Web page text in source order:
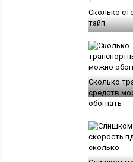
Сколько
тайп
Сколько
средств
обогнать